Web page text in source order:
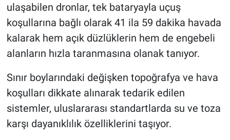
ulaşabilen dronlar, tek bataryayla uçuş
koşullarına bağlı olarak 41 ila 59 dakika havada
kalarak hem açık düzlüklerin hem de engebeli
alanların hızla taranmasına olanak tanıyor.
Sınır boylarındaki değişken topoğrafya ve hava
koşulları dikkate alınarak tedarik edilen
sistemler, uluslararası standartlarda su ve toza
karşı dayanıklılık özelliklerini taşıyor.